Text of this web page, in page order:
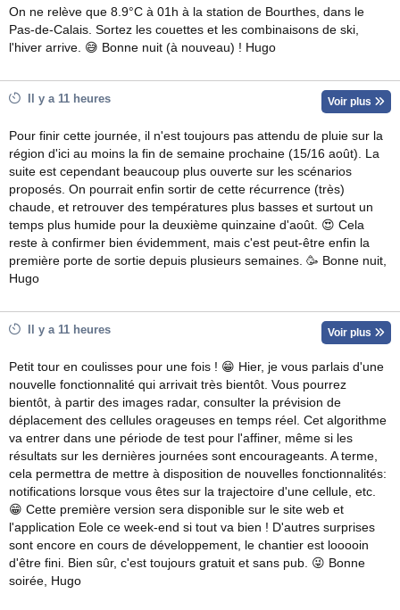
On ne relève que 8.9°C à 01h à la station de Bourthes, dans le
Pas-de-Calais. Sortez les couettes et les combinaisons de ski,
l'hiver arrive. 😅 Bonne nuit (à nouveau) ! Hugo
Il y a 11 heures Voir plus
Pour finir cette journée, il n'est toujours pas attendu de pluie sur la
région d'ici au moins la fin de semaine prochaine (15/16 août). La
suite est cependant beaucoup plus ouverte sur les scénarios
proposés. On pourrait enfin sortir de cette récurrence (très)
chaude, et retrouver des températures plus basses et surtout un
temps plus humide pour la deuxième quinzaine d'août. 😍 Cela
reste à confirmer bien évidemment, mais c'est peut-être enfin la
première porte de sortie depuis plusieurs semaines. 🥳 Bonne nuit,
Hugo
Il y a 11 heures Voir plus
Petit tour en coulisses pour une fois ! 😁 Hier, je vous parlais d'une
nouvelle fonctionnalité qui arrivait très bientôt. Vous pourrez
bientôt, à partir des images radar, consulter la prévision de
déplacement des cellules orageuses en temps réel. Cet algorithme
va entrer dans une période de test pour l'affiner, même si les
résultats sur les dernières journées sont encourageants. A terme,
cela permettra de mettre à disposition de nouvelles fonctionnalités:
notifications lorsque vous êtes sur la trajectoire d'une cellule, etc.
😁 Cette première version sera disponible sur le site web et
l'application Eole ce week-end si tout va bien ! D'autres surprises
sont encore en cours de développement, le chantier est looooin
d'être fini. Bien sûr, c'est toujours gratuit et sans pub. 😜 Bonne
soirée, Hugo